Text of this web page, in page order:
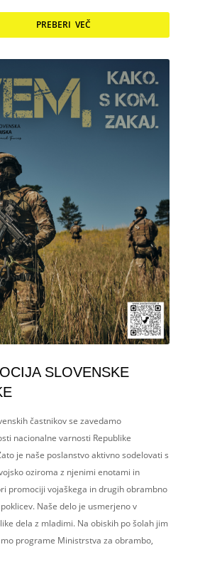
PREBERI VEČ
SLOVENSKE
častnikov se zavedamo
nacionalne varnosti Republike
je naše poslanstvo aktivno sodelovati s
oziroma z njenimi enotami in
promociji vojaškega in drugih obrambno
Naše delo je usmerjeno v
dela z mladimi. Na obiskih po šolah jim
programe Ministrstva za obrambo,